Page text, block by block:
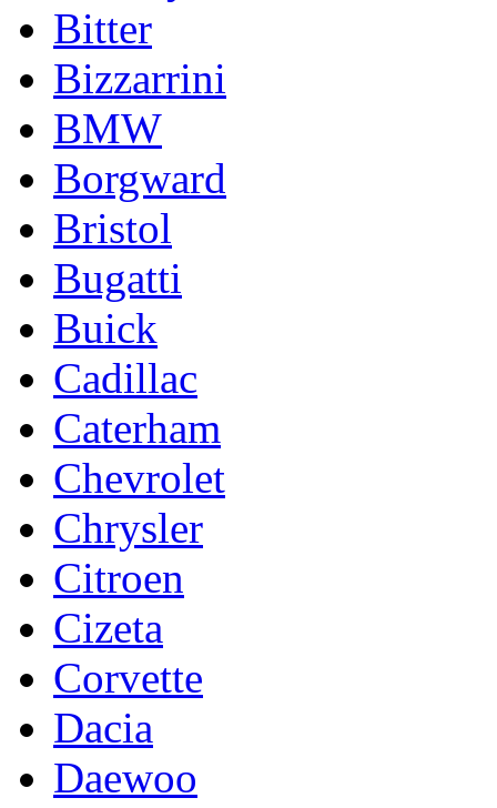
Bitter
Bizzarrini
BMW
Borgward
Bristol
Bugatti
Buick
Cadillac
Caterham
Chevrolet
Chrysler
Citroen
Cizeta
Corvette
Dacia
Daewoo